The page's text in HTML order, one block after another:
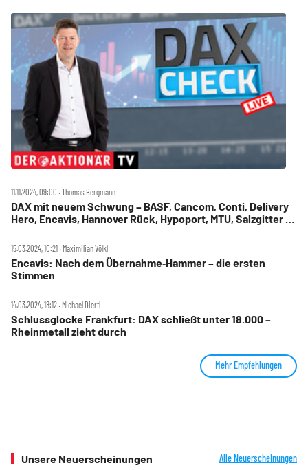
11.11.2024, 09:00 ‧ Thomas Bergmann
DAX mit neuem Schwung – BASF, Cancom, Conti, Delivery
Hero, Encavis, Hannover Rück, Hypoport, MTU, Salzgitter im
15.03.2024, 10:21 ‧ Maximilian Völkl
Encavis: Nach dem Übernahme‑Hammer – die ersten
Stimmen
14.03.2024, 18:12 ‧ Michael Diertl
Schlussglocke Frankfurt: DAX schließt unter 18.000 –
Rheinmetall zieht durch
Mehr Empfehlungen
Unsere Neuerscheinungen Alle Neuerscheinungen